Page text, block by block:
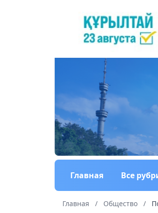
Главная Все
Главная / Общество /